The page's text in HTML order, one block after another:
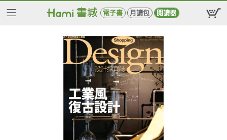
電子書 月讀包 閱讀器